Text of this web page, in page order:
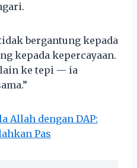
bergantung kepada
kepada kepercayaan.
ke tepi — ia
Allah dengan DAP:
Pas